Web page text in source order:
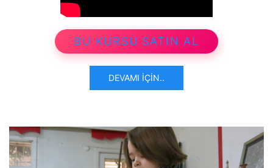
BU KURSU SATIN AL
DEVAMI İÇIN..